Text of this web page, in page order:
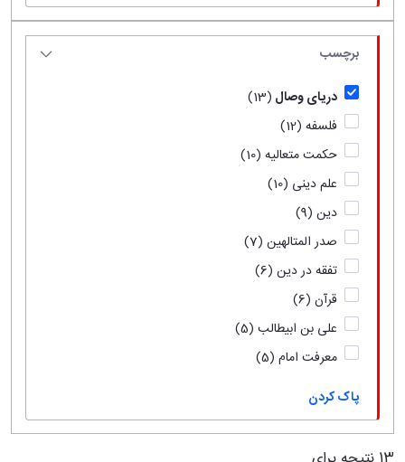
برچسب
دریای وصال (13)
فلسفه (12)
حکمت متعالیه (10)
علم دینی (10)
دین (9)
صدر المتالهین (7)
تفقه در دین (6)
قرآن (6)
علی بن ابیطالب (5)
معرفت امام (5)
پاک کردن